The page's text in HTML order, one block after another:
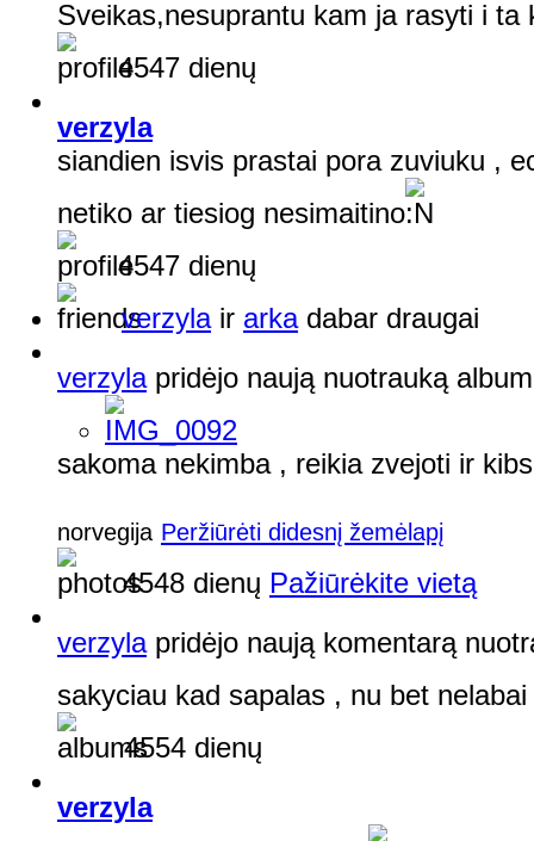
Sveikas,nesuprantu kam ja rasyti i ta
4547 dienų
verzyla
siandien isvis prastai pora zuviuku ,
netiko ar tiesiog nesimaitino
4547 dienų
verzylair arkadabar draugai
verzylapridėjo naują nuotrauką
sakoma nekimba , reikia zvejoti ir
norvegija Peržiūrėti didesnį žemėlapį
4548 dienų Pažiūrėkite vietą
verzylapridėjo naują komentarą
sakyciau kad sapalas , nu bet
4554 dienų
verzyla